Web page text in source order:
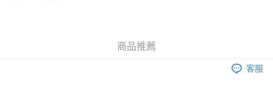
商品推薦
客服